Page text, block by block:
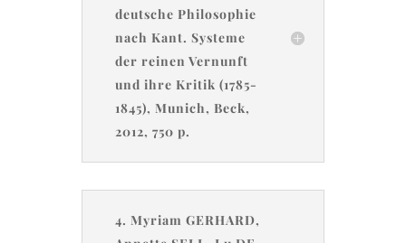
deutsche Philosophie
nach Kant. Systeme
der reinen Vernunft
und ihre Kritik (1785-
1845), Munich, Beck,
2012, 750 p.
4. Myriam GERHARD,